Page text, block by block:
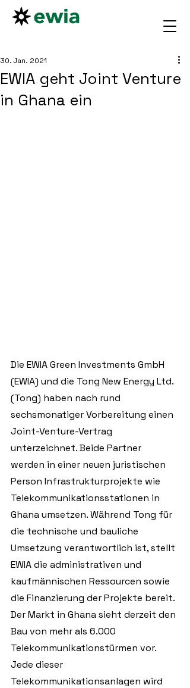
EWIA geht Joint Venture
in Ghana ein
30. Jan. 2021
Die EWIA Green Investments GmbH
(EWIA) und die Tong New Energy Ltd.
(Tong) haben nach rund
sechsmonatiger Vorbereitung einen
Joint-Venture-Vertrag
unterzeichnet. Beide Partner
werden in einer neuen juristischen
Person Infrastrukturprojekte wie
Telekommunikationsstationen in
Ghana umsetzen. Während Tong für
die technische und bauliche
Umsetzung verantwortlich ist, stellt
EWIA die administrativen und
kaufmännischen Ressourcen sowie
die Finanzierung der Projekte bereit.
Der Markt in Ghana sieht derzeit den
Bau von mehr als 6.000
Telekommunikationstürmen vor.
Jede dieser
Telekommunikationsanlagen wird